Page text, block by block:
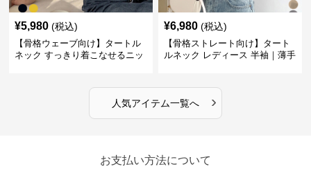
¥5,980 (税込)
【骨格ウェーブ向け】タートル
ネック すっきり着こなせるニッ
¥6,980 (税込)
【骨格ストレート向け】タート
ルネック レディース 半袖｜薄手
人気アイテム一覧へ ›
お支払い方法について